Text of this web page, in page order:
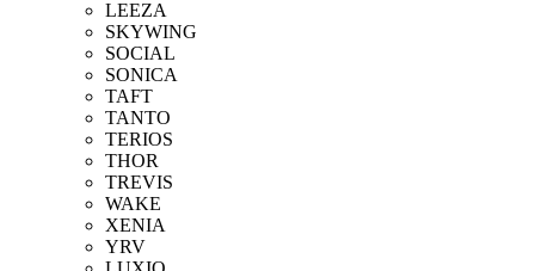
LEEZA
SKYWING
SOCIAL
SONICA
TAFT
TANTO
TERIOS
THOR
TREVIS
WAKE
XENIA
YRV